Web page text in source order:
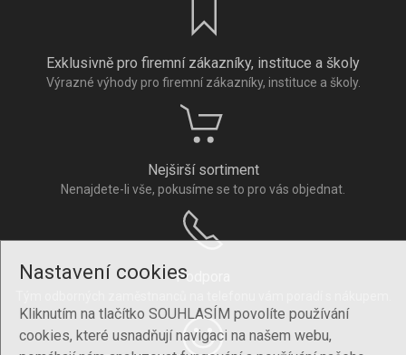
Nastavení cookies
Kliknutím na tlačítko SOUHLASÍM povolíte používání
cookies, které usnadňují navigaci na našem webu,
Exklusivně pro firemní zákazníky, instituce a školy
Výrazné výhody pro firemní zákazníky, instituce a školy.
Nejširší sortiment
Nenajdete-li vše, pokusíme se to pro vás objednat.
Podpora